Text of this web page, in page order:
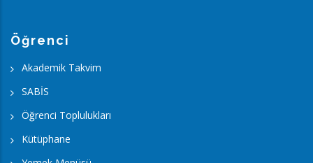
Öğrenci
Akademik Takvim
SABİS
Öğrenci Toplulukları
Kütüphane